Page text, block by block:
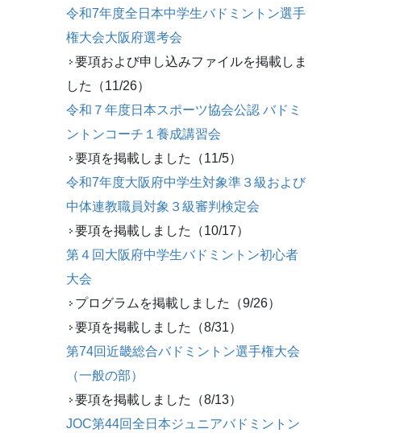
令和7年度全日本中学生バドミントン選手
権大会大阪府選考会
要項および申し込みファイルを掲載しま
した（11/26）
令和７年度日本スポーツ協会公認 バドミ
ントンコーチ１養成講習会
要項を掲載しました（11/5）
令和7年度大阪府中学生対象準３級および
中体連教職員対象３級審判検定会
要項を掲載しました（10/17）
第４回大阪府中学生バドミントン初心者
大会
プログラムを掲載しました（9/26）
要項を掲載しました（8/31）
第74回近畿総合バドミントン選手権大会
（一般の部）
要項を掲載しました（8/13）
JOC第44回全日本ジュニアバドミントン